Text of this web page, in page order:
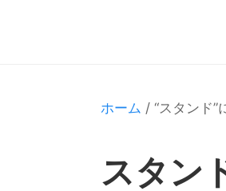
ホーム / “スタンド”
スタン